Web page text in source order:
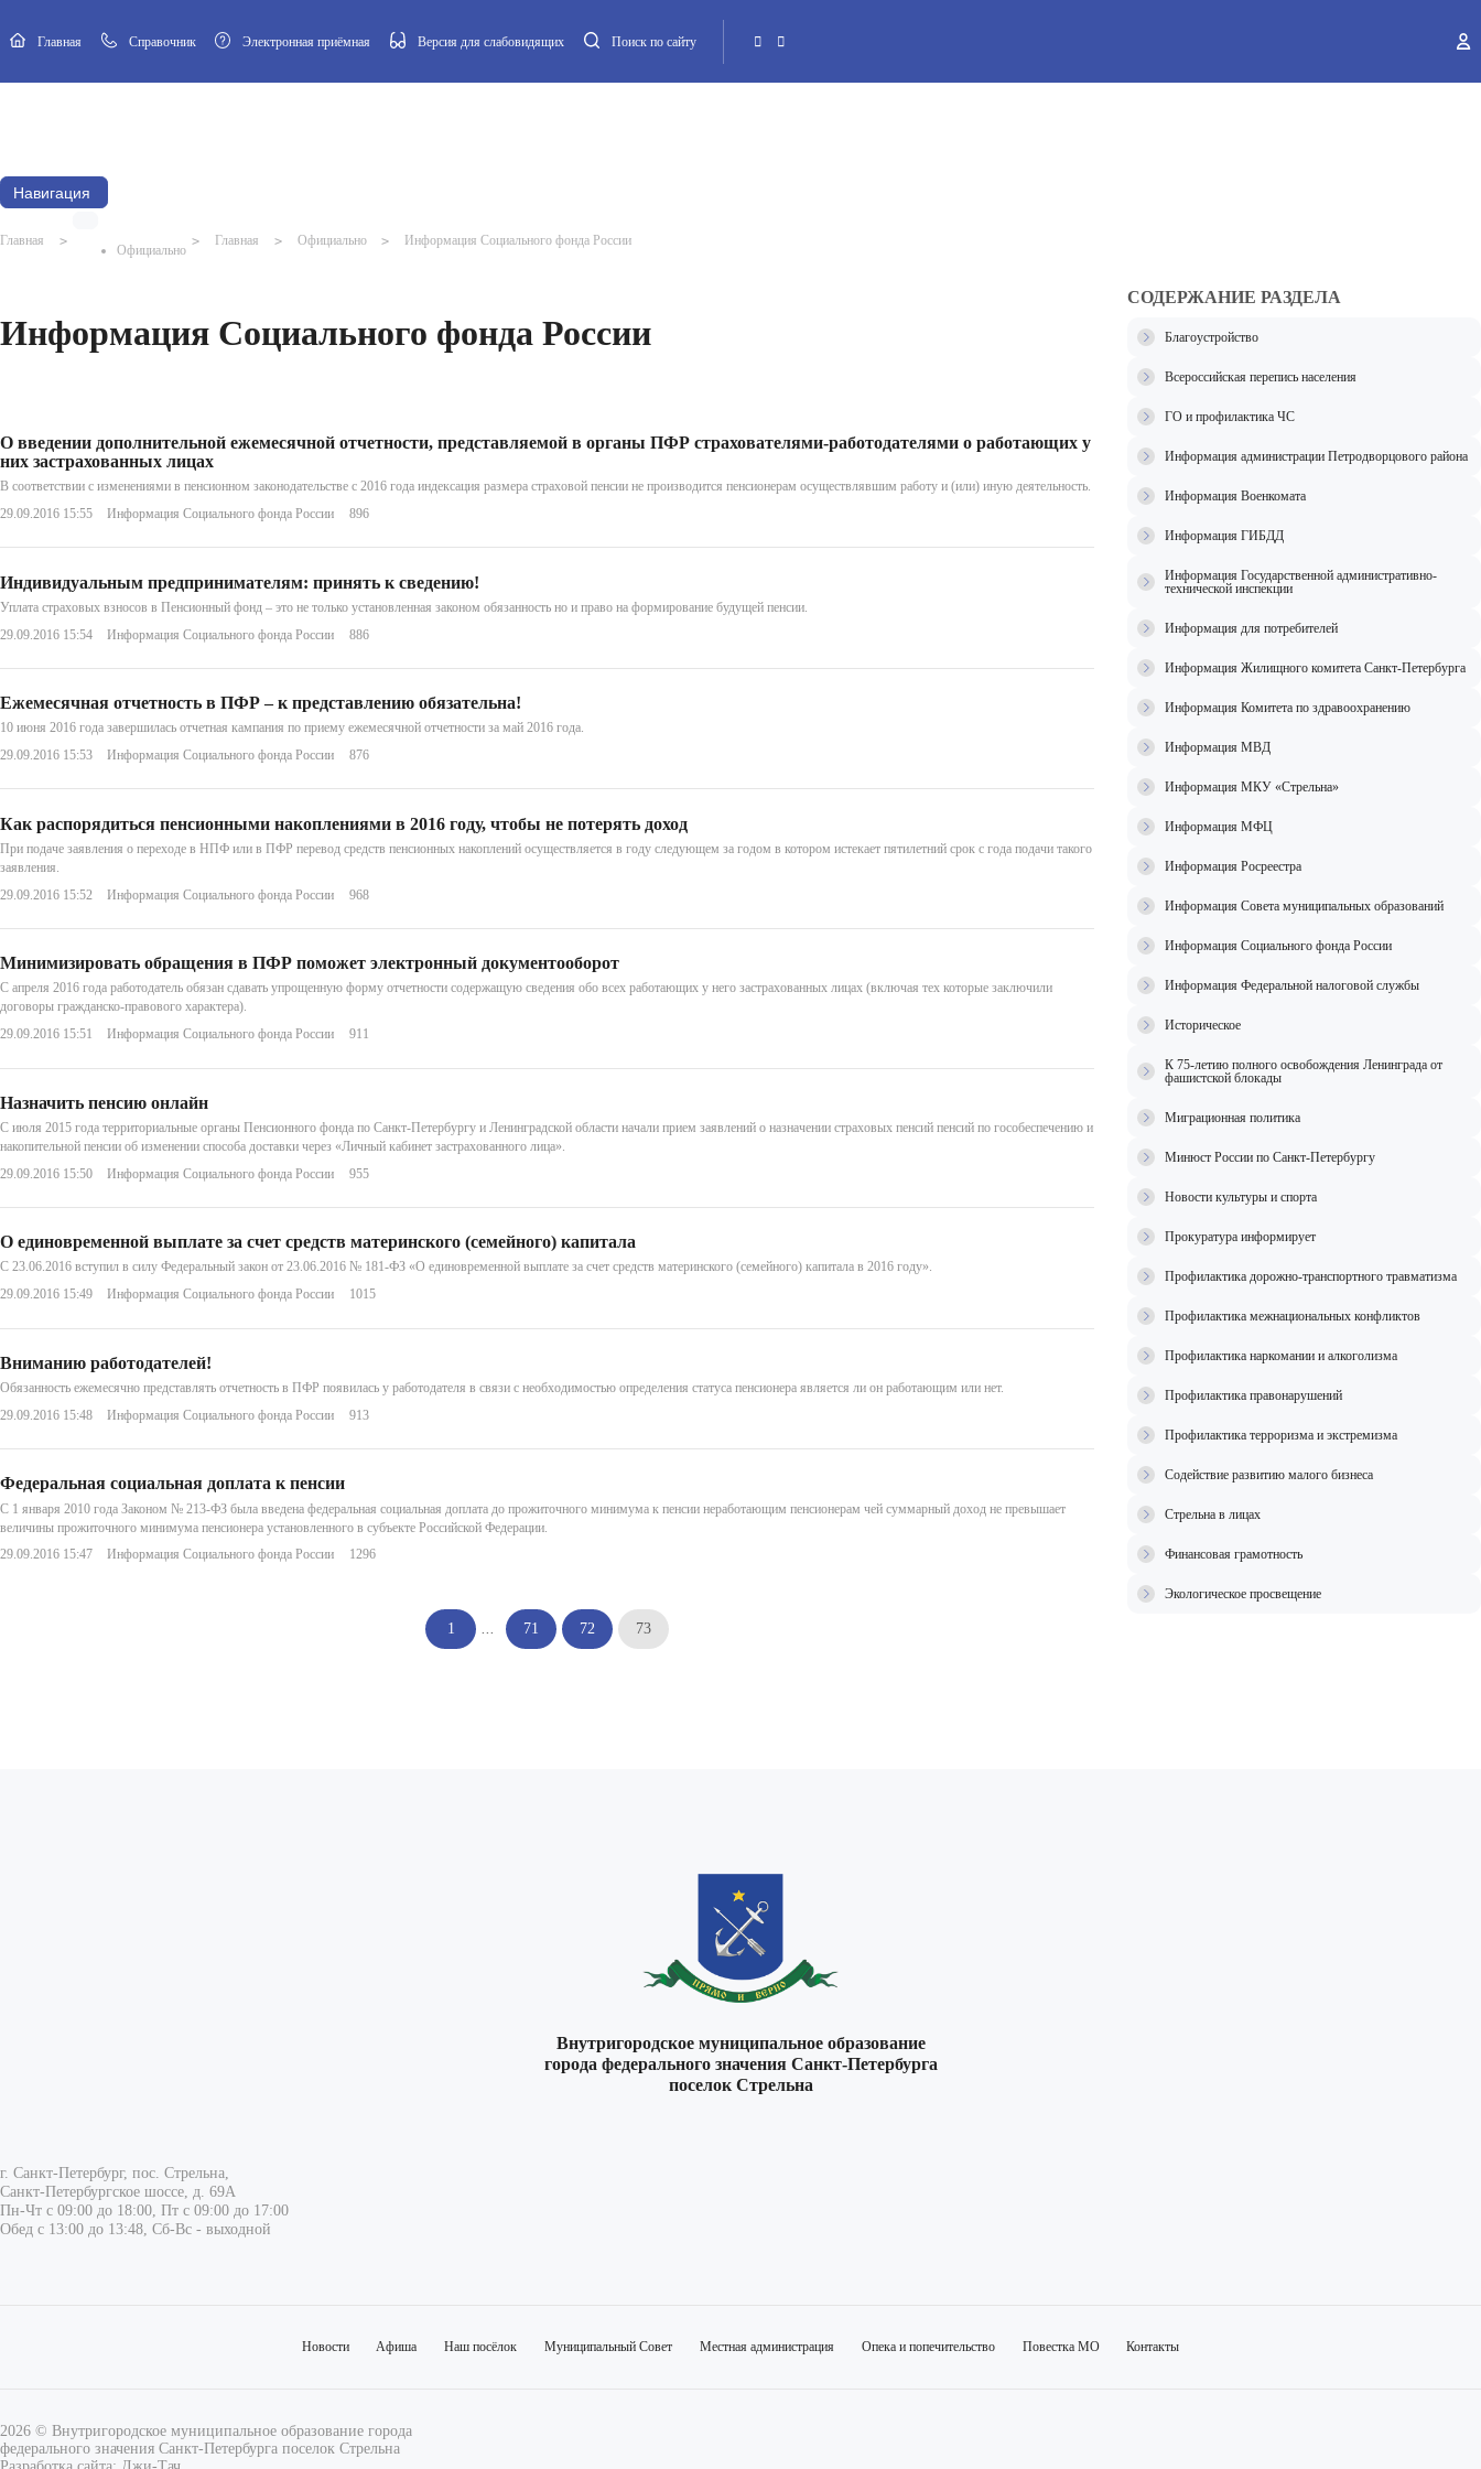
Главная Cправочник Электронная приёмная Версия для слабовидящих Поиск по сайту
Навигация
Главная >
Официально
> Главная > Официально > Информация Социального фонда России
Информация Социального фонда России
О введении дополнительной ежемесячной отчетности, представляемой в органы ПФР страхователями-работодателями о работающих у
них застрахованных лицах
В соответствии с изменениями в пенсионном законодательстве с 2016 года индексация размера страховой пенсии не производится пенсионерам осуществлявшим работу и (или) иную деятельность.
29.09.2016 15:55
Информация Социального фонда России 896
Индивидуальным предпринимателям: принять к сведению!
Уплата страховых взносов в Пенсионный фонд – это не только установленная законом обязанность но и право на формирование будущей пенсии.
29.09.2016 15:54
Информация Социального фонда России 886
Ежемесячная отчетность в ПФР – к представлению обязательна!
10 июня 2016 года завершилась отчетная кампания по приему ежемесячной отчетности за май 2016 года.
29.09.2016 15:53
Информация Социального фонда России 876
Как распорядиться пенсионными накоплениями в 2016 году, чтобы не потерять доход
При подаче заявления о переходе в НПФ или в ПФР перевод средств пенсионных накоплений осуществляется в году следующем за годом в котором истекает пятилетний срок с года подачи такого
заявления.
29.09.2016 15:52
Информация Социального фонда России 968
Минимизировать обращения в ПФР поможет электронный документооборот
С апреля 2016 года работодатель обязан сдавать упрощенную форму отчетности содержащую сведения обо всех работающих у него застрахованных лицах (включая тех которые заключили
договоры гражданско-правового характера).
29.09.2016 15:51
Информация Социального фонда России 911
Назначить пенсию онлайн
С июля 2015 года территориальные органы Пенсионного фонда по Санкт-Петербургу и Ленинградской области начали прием заявлений о назначении страховых пенсий пенсий по гособеспечению и
накопительной пенсии об изменении способа доставки через «Личный кабинет застрахованного лица».
29.09.2016 15:50
Информация Социального фонда России 955
О единовременной выплате за счет средств материнского (семейного) капитала
С 23.06.2016 вступил в силу Федеральный закон от 23.06.2016 № 181-ФЗ «О единовременной выплате за счет средств материнского (семейного) капитала в 2016 году».
29.09.2016 15:49
Информация Социального фонда России 1015
Вниманию работодателей!
Обязанность ежемесячно представлять отчетность в ПФР появилась у работодателя в связи с необходимостью определения статуса пенсионера является ли он работающим или нет.
29.09.2016 15:48
Информация Социального фонда России 913
Федеральная социальная доплата к пенсии
С 1 января 2010 года Законом № 213-ФЗ была введена федеральная социальная доплата до прожиточного минимума к пенсии неработающим пенсионерам чей суммарный доход не превышает
величины прожиточного минимума пенсионера установленного в субъекте Российской Федерации.
29.09.2016 15:47
Информация Социального фонда России 1296
1 71 72 73
СОДЕРЖАНИЕ РАЗДЕЛА
Благоустройство
Всероссийская перепись населения
ГО и профилактика ЧС
Информация администрации Петродворцового района
Информация Военкомата
Информация ГИБДД
Информация Государственной административно-
технической инспекции
Информация для потребителей
Информация Жилищного комитета Санкт-Петербурга
Информация Комитета по здравоохранению
Информация МВД
Информация МКУ «Стрельна»
Информация МФЦ
Информация Росреестра
Информация Совета муниципальных образований
Информация Социального фонда России
Информация Федеральной налоговой службы
Историческое
К 75-летию полного освобождения Ленинграда от
фашистской блокады
Миграционная политика
Минюст России по Санкт-Петербургу
Новости культуры и спорта
Прокуратура информирует
Профилактика дорожно-транспортного травматизма
Профилактика межнациональных конфликтов
Профилактика наркомании и алкоголизма
Профилактика правонарушений
Профилактика терроризма и экстремизма
Содействие развитию малого бизнеса
Стрельна в лицах
Финансовая грамотность
Экологическое просвещение
Внутригородское муниципальное образование
города федерального значения Санкт-Петербурга
поселок Стрельна
г. Санкт-Петербург, пос. Стрельна,
Санкт-Петербургское шоссе, д. 69А
Пн-Чт с 09:00 до 18:00, Пт с 09:00 до 17:00
Обед с 13:00 до 13:48, Сб-Вс - выходной
Новости Афиша Наш посёлок Муниципальный Совет Местная администрация Опека и попечительство Повестка МО Контакты
2026 © Внутригородское муниципальное образование города
федерального значения Санкт-Петербурга поселок Стрельна